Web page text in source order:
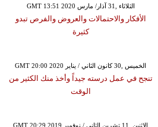
GMT 13:51 2020 الثلاثاء ,31 آذار/ مارس
الأفكار والاحتمالات والعروض والفرص تبدو
كثيرة
GMT 20:00 2020 الخميس ,30 كانون الثاني / يناير
تنجح في عمل درسته جيداً وأخذ منك الكثير من
الوقت
GMT 20:29 2019 الإثنين ,11 تشرين الثاني / نوفمبر